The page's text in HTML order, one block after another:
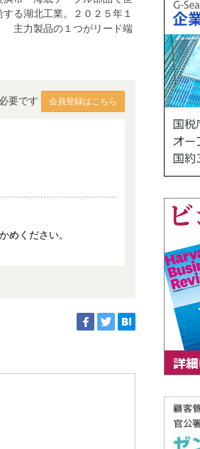
る湖北工業。２０２５年１
主力製品の１つがリード端
要です 会員登録はこちら
めください。